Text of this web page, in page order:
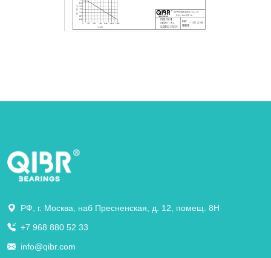
РФ, г. Москва, наб Пресненская, д. 12, помещ. 8Н
+7 968 880 52 33
info@qibr.com